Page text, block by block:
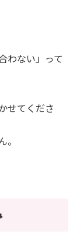
わない」って
せてくださ